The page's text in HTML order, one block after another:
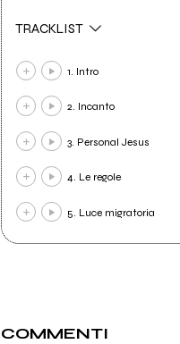
TRACKLIST
1. Intro
2. Incanto
3. Personal Jesus
4. Le regole
5. Luce migratoria
COMMENTI